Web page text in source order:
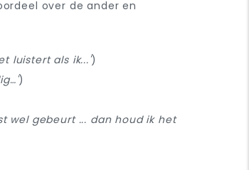
over de ander en
luistert als ik...' )
)
wel gebeurt ... dan houd ik het